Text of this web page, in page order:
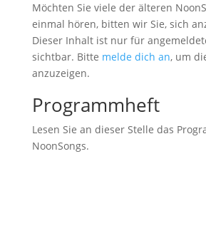
Möchten Sie viele der älteren
einmal hören, bitten wir Sie, sich
Dieser Inhalt ist nur für
sichtbar. Bitte melde dich an, um
anzuzeigen.
Programmheft
Lesen Sie an dieser Stelle das
NoonSongs.